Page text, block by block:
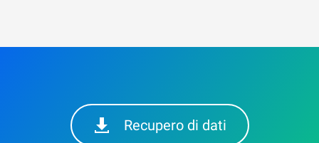
Recupero di dati